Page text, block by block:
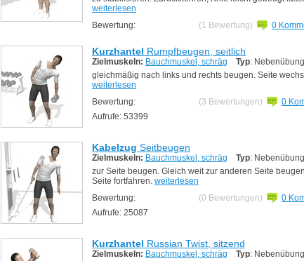
weiterlesen
Bewertung:
(1 Bewertung) 0
Kurzhantel Rumpfbeugen, seitlich
Zielmuskeln: Bauchmuskel, schräg Typ: Nebenübung
gleichmäßig nach links und rechts beugen. Seite
weiterlesen
Bewertung:
(3 Bewertungen)
0
Aufrufe: 53399
Kabelzug Seitbeugen
Zielmuskeln: Bauchmuskel, schräg Typ: Nebenübung
zur Seite beugen. Gleich weit zur anderen Seite
Seite fortfahren. weiterlesen
Bewertung:
(0 Bewertungen)
0
Aufrufe: 25087
Kurzhantel Russian Twist, sitzend
Zielmuskeln: Bauchmuskel, schräg Typ: Nebenübung